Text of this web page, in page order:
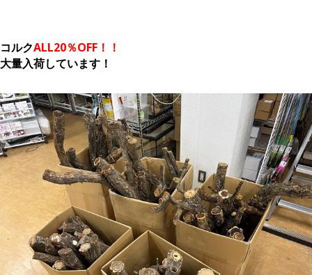
コルクALL20％OFF！！
大量入荷しています！